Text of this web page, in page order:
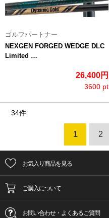
ゴルフパートナー
NEXGEN FORGED WEDGE DLC
Limited …
26,400円
3600 pt
34件
1 2
お気入り商品を見る
ご購入について
お問い合わせ・よくあるご質問